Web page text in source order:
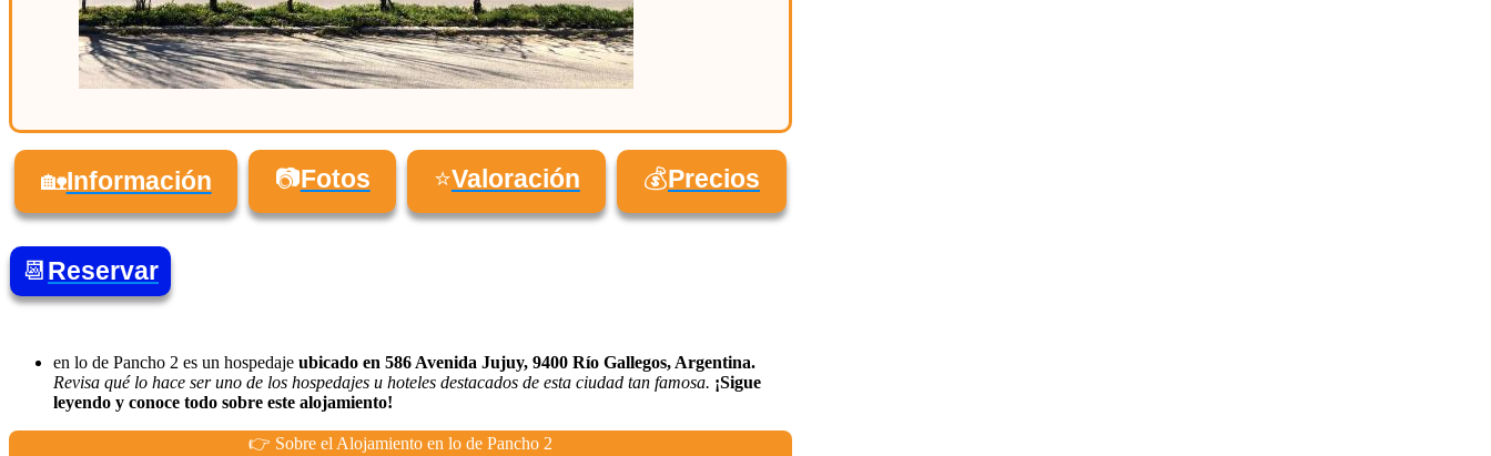
🏡Información 📷Fotos ⭐Valoración 💰Precios
📆 Reservar
en lo de Pancho 2 es un hospedaje ubicado en 586 Avenida Jujuy, 9400 Río Gallegos, Argentina.
Revisa qué lo hace ser uno de los hospedajes u hoteles destacados de esta ciudad tan famosa. ¡Sigue
leyendo y conoce todo sobre este alojamiento!
👉 Sobre el Alojamiento en lo de Pancho 2